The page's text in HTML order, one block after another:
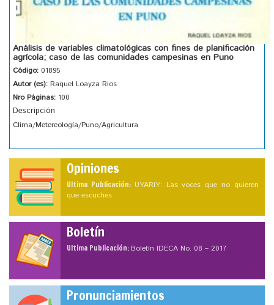
Análisis de variables climatológicas con fines de planificación
agrícola; caso de las comunidades campesinas en Puno
Código: 01895
Autor (es): Raquel Loayza Rios
Nro Páginas: 100
Descripción
Clima/Metereología/Puno/Agricultura
Opiniones
Ultima Publicación: UYARIY: Las voces que no quieren
que escuches
Boletín
Ultima Publicación:Boletín IDECA No. 08 – 2017
Pronunciamientos